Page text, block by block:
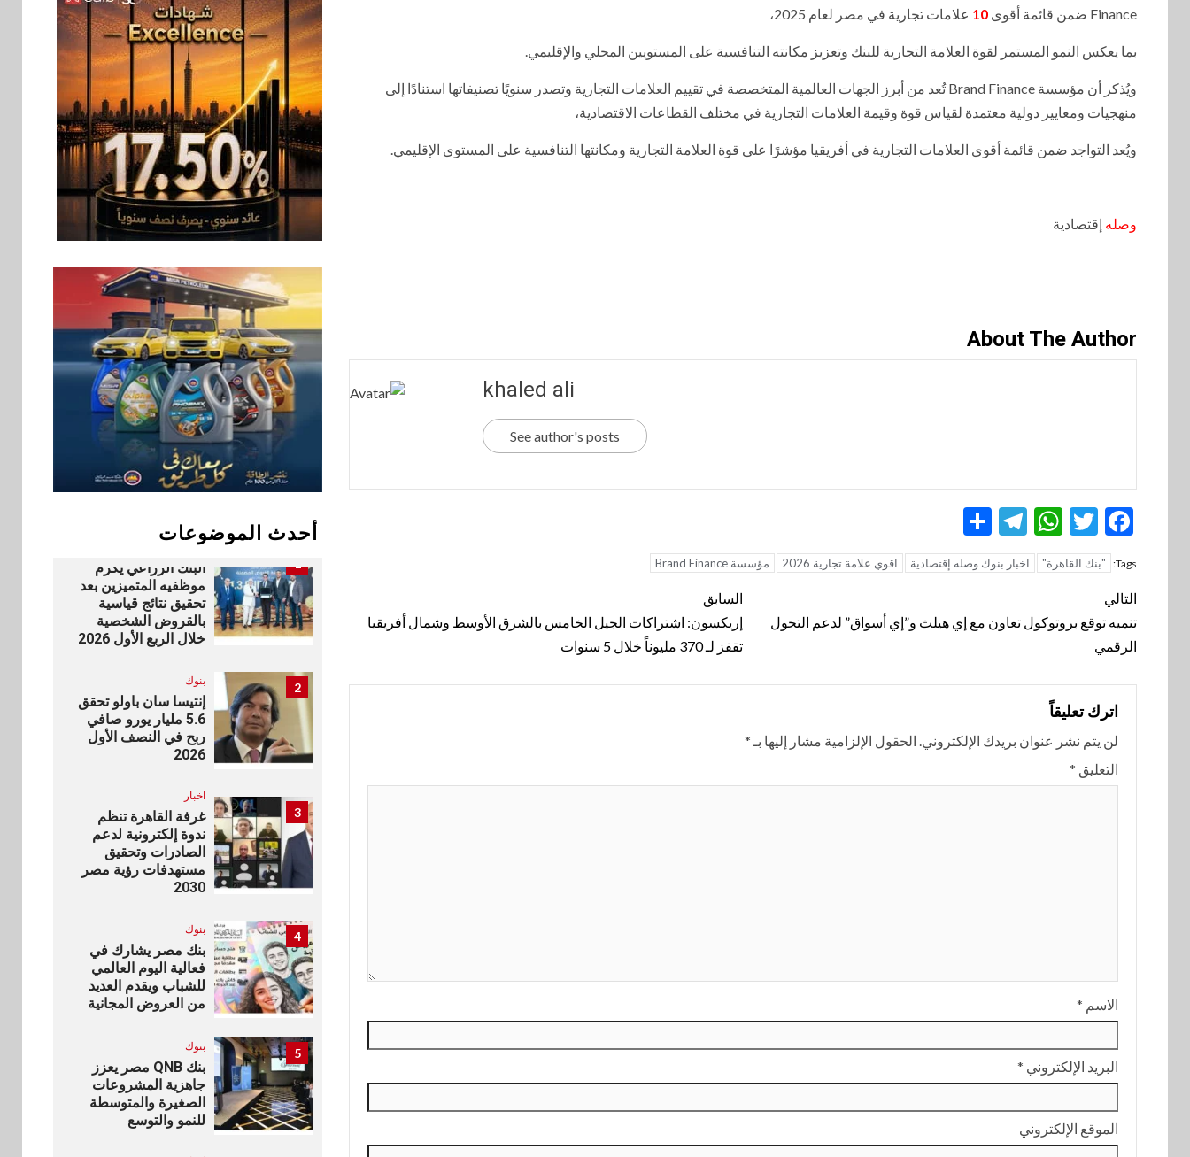
Finance ضمن قائمة أقوى
10 علامات تجارية في مصر لعام 2025،
بما يعكس النمو المستمر لقوة العلامة التجارية للبنك وتعزيز مكانته التنافسية على المستويين المحلي والإقليمي.
ويُذكر أن مؤسسة Brand Finance تُعد من أبرز الجهات العالمية المتخصصة في تقييم العلامات التجارية وتصدر سنويًا تصنيفاتها استنادًا إلى
منهجيات ومعايير دولية معتمدة لقياس قوة وقيمة العلامات التجارية في مختلف القطاعات الاقتصادية،
ويُعد التواجد ضمن قائمة أقوى العلامات التجارية في أفريقيا مؤشرًا على قوة العلامة التجارية ومكانتها التنافسية على المستوى الإقليمي.
وصله إقتصادية
About The Author
khaled ali
See author's posts
Facebook
Twitter
WhatsApp
Telegram
Tags: "بنك القاهرة" اخبار بنوك وصله إقتصادية اقوي علامة تجارية 2026 مؤسسة Brand Finance
تنقل
المقالة
السابق
إريكسون: اشتراكات الجيل الخامس بالشرق الأوسط وشمال أفريقيا
تقفز لـ 370 مليوناً خلال 5 سنوات
التالي
تنميه توقع بروتوكول تعاون مع إي هيلث و”إي أسواق” لدعم التحول
الرقمي
اترك تعليقاً
لن يتم نشر عنوان بريدك الإلكتروني. الحقول الإلزامية مشار إليها بـ *
التعليق *
الاسم *
البريد الإلكتروني *
الموقع الإلكتروني
أحدث الموضوعات
والشرق الأوسط
وأفريقيا Tour4Cure
7 سوق وصلة
هواوي: هاتف nova 15
Max بطارية ضخمة
وتصميم متين جهازًا
مثاليًا للشباب
8
اقتصاد
إي اف چي فاينانس
تستعرض خطط نمو
«بلد» لتعزيز حضورها
المصريين بالخارج
اخبار
بيان توضيحي صادر عن
شركة ناتجاس
10 سوق وصلة
vivo تشعل المنافسة
في مصر مع إطلاق
Y500 المزود ببطارية
1
بنوك
البنك الزراعي يكرم
موظفيه المتميزين بعد
تحقيق نتائج قياسية
بالقروض الشخصية
خلال الربع الأول 2026
2 بنوك
إنتيسا سان باولو تحقق
5.6 مليار يورو صافي
ربح في النصف الأول
2026
3
اخبار
غرفة القاهرة تنظم
ندوة إلكترونية لدعم
الصادرات وتحقيق
مستهدفات رؤية مصر
2030
4 بنوك
بنك مصر يشارك في
فعالية اليوم العالمي
للشباب ويقدم العديد
من العروض المجانية
5 بنوك
بنك QNB مصر يعزز
جاهزية المشروعات
الصغيرة والمتوسطة
للنمو والتوسع